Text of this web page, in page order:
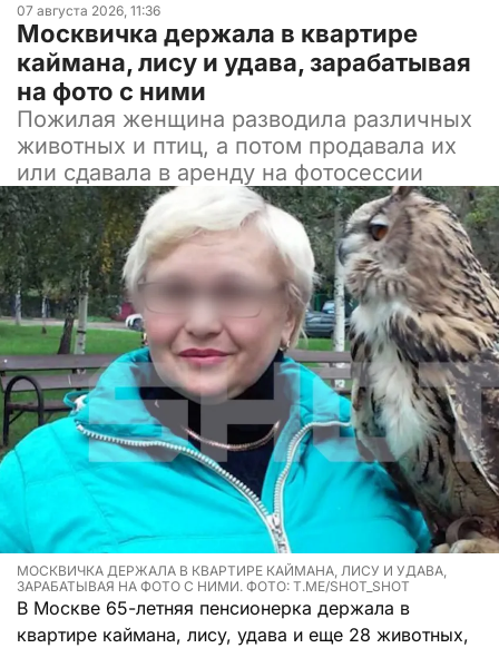
07 августа 2026, 11:36
Москвичка держала в квартире
каймана, лису и удава, зарабатывая
на фото с ними
Пожилая женщина разводила различных
животных и птиц, а потом продавала их
или сдавала в аренду на фотосессии
МОСКВИЧКА ДЕРЖАЛА В КВАРТИРЕ КАЙМАНА, ЛИСУ И УДАВА,
ЗАРАБАТЫВАЯ НА ФОТО С НИМИ. ФОТО: T.ME/SHOT_SHOT
В Москве 65-летняя пенсионерка держала в
квартире каймана, лису, удава и еще 28 животных,